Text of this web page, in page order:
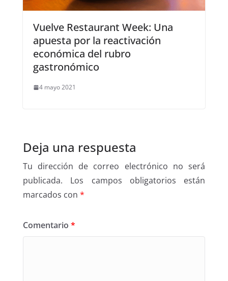
Vuelve Restaurant Week: Una
apuesta por la reactivación
económica del rubro
gastronómico
4 mayo 2021
Deja una respuesta
Tu dirección de correo electrónico no será
publicada.
Los campos obligatorios están
marcados con *
Comentario *